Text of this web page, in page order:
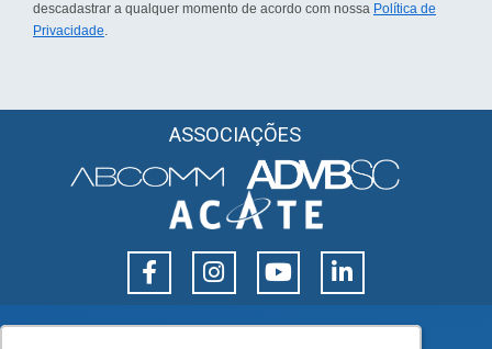
descadastrar a qualquer momento de acordo com nossa Política de
Privacidade.
ASSOCIAÇÕES